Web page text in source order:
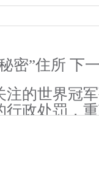
”住所 下
的世界冠军
政处罚，